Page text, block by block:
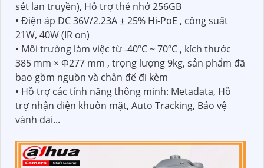
sét lan truyền), Hỗ trợ thẻ nhớ 256GB
• Điện áp DC 36V/2.23A ± 25% Hi-PoE , công suất
21W, 40W (IR on)
• Môi trường làm việc từ -40ºC ~ 70ºC , kích thước
385 mm × Φ277 mm , trọng lượng 9kg, sản phẩm đã
bao gồm nguồn và chân đế đi kèm
• Hỗ trợ các tính năng thông minh: Metadata, Hỗ
trợ nhận diện khuôn mặt, Auto Tracking, Bảo vệ
vành đai...